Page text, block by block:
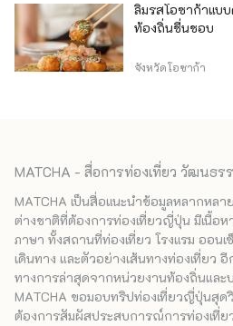
ลิ้มรสโอซาก้าแบ
ท้องถิ่นชื่นชอบ
จังหวัดโอซาก้า
MATCHA - สื่อการท่องเที่ยว วัฒนธ
MATCHA เป็นสื่อแนะนำข้อมูลหลากหล
ต่างชาติที่ต้องการท่องเที่ยวญี่ปุ่น มีเนื้อ
ภาษา ทั้งสถานที่ท่องเที่ยว โรงแรม ออน
เดินทาง และตัวอย่างเส้นทางท่องเที่ยว
ทางการล่าสุดจากหน่วยงานท้องถิ่นแล
MATCHA ขอมอบทริปท่องเที่ยวญี่ปุ่นสุด
ต้องการสัมผัสประสบการณ์การท่องเที่